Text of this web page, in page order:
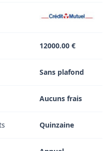
12000.00 €
Sans plafond
Aucuns frais
Quinzaine